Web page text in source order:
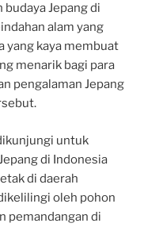
Jepang di
alam yang
yang kaya membuat
menarik bagi para
pengalaman Jepang
untuk
di Indonesia
di daerah
oleh pohon
pemandangan di